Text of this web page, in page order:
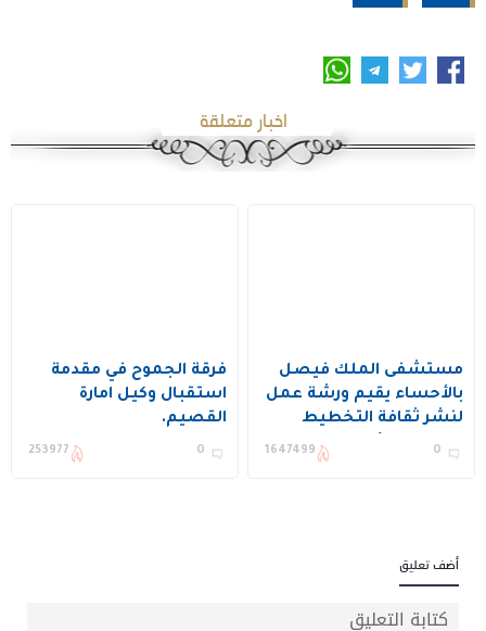
اخبار متعلقة
مستشفى الملك فيصل
بالأحساء يقيم ورشة عمل
لنشر ثقافة التخطيط
وتحسين الأداء ويكرم عدد
0
1647499
فرقة الجموح في مقدمة
استقبال وكيل امارة
القصيم.
0
253977
أضف تعليق